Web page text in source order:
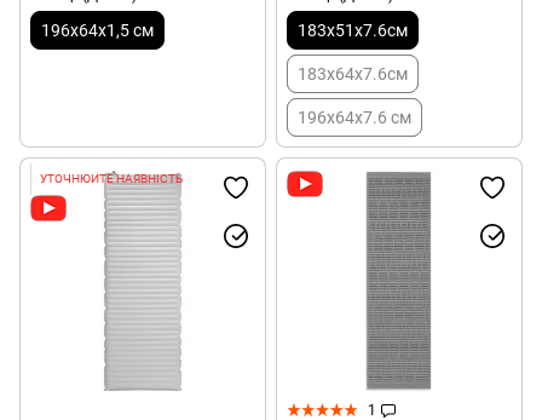
196х64х1,5 см 183x51x7.6см
183x64x7.6см
196x64x7.6 см
УТОЧНЮЙТЕ НАЯВНІСТЬ
1